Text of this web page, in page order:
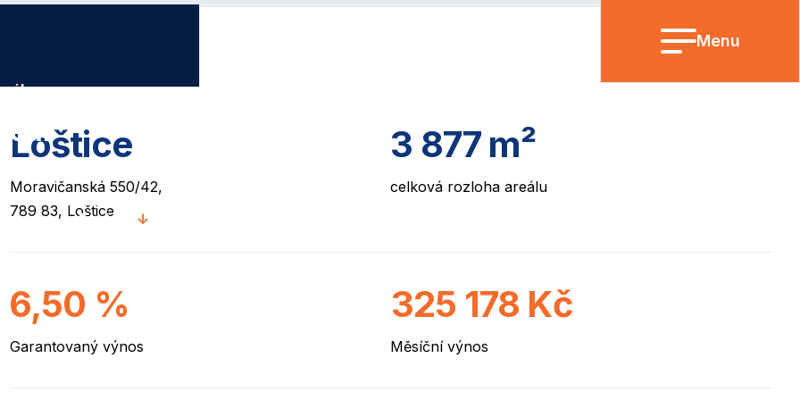
Menu
Explore ↓
Loštice
Moravičanská 550/42,
789 83, Loštice
3 877 m²
celková rozloha areálu
6,50 %
Garantovaný výnos
325 178 Kč
Měsíční výnos